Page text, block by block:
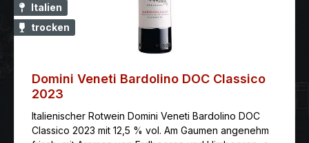
Italien
trocken
Domini Veneti Bardolino DOC Classico
2023
Italienischer Rotwein Domini Veneti Bardolino DOC
Classico 2023 mit 12,5 % vol. Am Gaumen angenehm